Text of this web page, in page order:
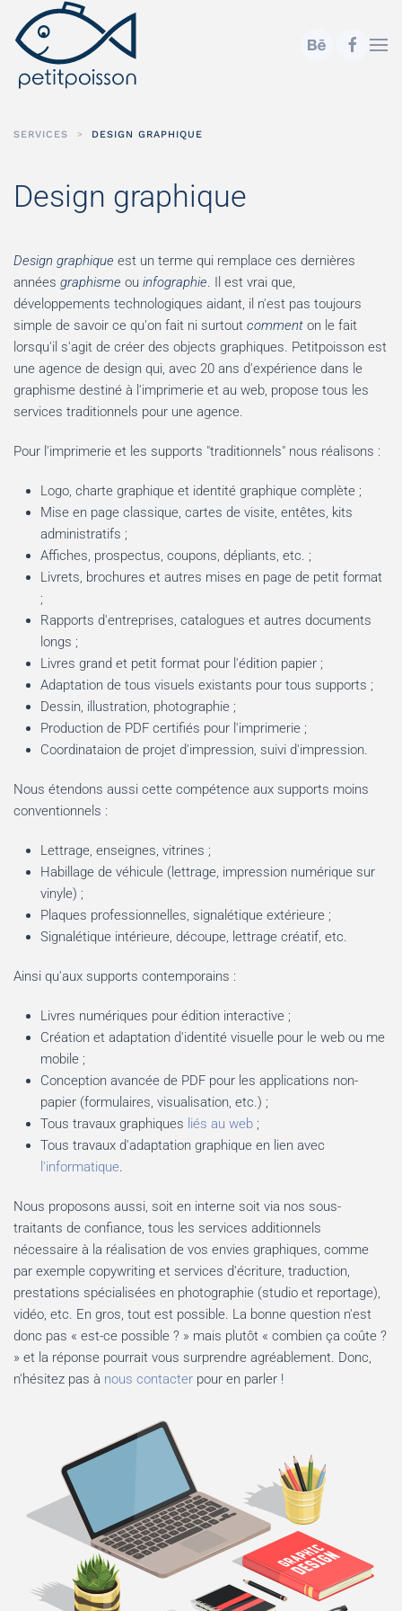
Accéder au contenu principal
SERVICES DESIGN GRAPHIQUE
Design graphique
Design graphique est un terme qui remplace ces dernières
années graphisme ou infographie. Il est vrai que,
développements technologiques aidant, il n'est pas toujours
simple de savoir ce qu'on fait ni surtout comment on le fait
lorsqu'il s'agit de créer des objects graphiques. Petitpoisson est
une agence de design qui, avec 20 ans d'expérience dans le
graphisme destiné à l'imprimerie et au web, propose tous les
services traditionnels pour une agence.
Pour l'imprimerie et les supports "traditionnels" nous réalisons :
Logo, charte graphique et identité graphique complète ;
Mise en page classique, cartes de visite, entêtes, kits
administratifs ;
Affiches, prospectus, coupons, dépliants, etc. ;
Livrets, brochures et autres mises en page de petit format
;
Rapports d'entreprises, catalogues et autres documents
longs ;
Livres grand et petit format pour l'édition papier ;
Adaptation de tous visuels existants pour tous supports ;
Dessin, illustration, photographie ;
Production de PDF certifiés pour l'imprimerie ;
Coordinataion de projet d'impression, suivi d'impression.
Nous étendons aussi cette compétence aux supports moins
conventionnels :
Lettrage, enseignes, vitrines ;
Habillage de véhicule (lettrage, impression numérique sur
vinyle) ;
Plaques professionnelles, signalétique extérieure ;
Signalétique intérieure, découpe, lettrage créatif, etc.
Ainsi qu'aux supports contemporains :
Livres numériques pour édition interactive ;
Création et adaptation d'identité visuelle pour le web ou me
mobile ;
Conception avancée de PDF pour les applications non-
papier (formulaires, visualisation, etc.) ;
Tous travaux graphiques liés au web ;
Tous travaux d'adaptation graphique en lien avec
l'informatique.
Nous proposons aussi, soit en interne soit via nos sous-
traitants de confiance, tous les services additionnels
nécessaire à la réalisation de vos envies graphiques, comme
par exemple copywriting et services d'écriture, traduction,
prestations spécialisées en photographie (studio et reportage),
vidéo, etc. En gros, tout est possible. La bonne question n'est
donc pas « est-ce possible ? » mais plutôt « combien ça coûte ?
» et la réponse pourrait vous surprendre agréablement. Donc,
n'hésitez pas à nous contacter pour en parler !